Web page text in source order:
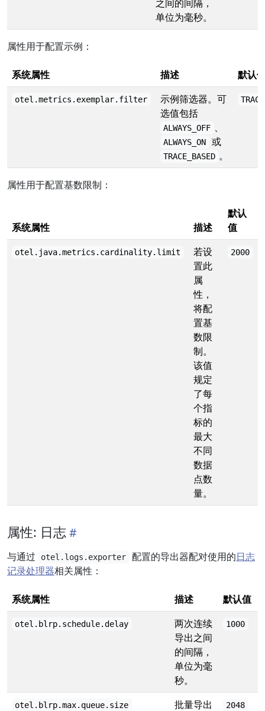
之间的间隔，
单位为毫秒。
属性用于配置示例：
系统属性 描述 默认
otel.metrics.exemplar.filter
示例筛选器。可
选值包括
ALWAYS_OFF 、
ALWAYS_ON 或
TRACE_BASED 。
属性用于配置基数限制：
系统属性 描述
默认
值
otel.java.metrics.cardinality.limit
若设
置此
属
性，
将配
置基
数限
制。
该值
规定
了每
个指
标的
最大
不同
数据
点数
量。
2000
属性: 日志
与通过 otel.logs.exporter 配置的导出器配对使用的日志
记录处理器相关属性：
系统属性 描述 默认值
otel.blrp.schedule.delay
两次连续
导出之间
的间隔，
单位为毫
秒。
1000
otel.blrp.max.queue.size
批量导出
2048